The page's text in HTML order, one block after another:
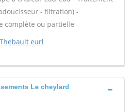
- filtration) -
complète ou partielle -
Thebault eurl
Le cheylard